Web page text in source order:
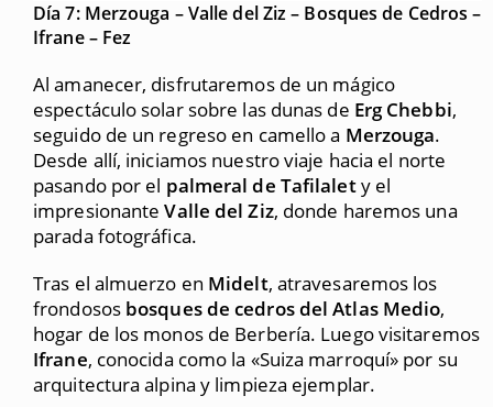
Día 7: Merzouga – Valle del Ziz – Bosques de Cedros –
Ifrane – Fez
Al amanecer, disfrutaremos de un mágico
espectáculo solar sobre las dunas de Erg Chebbi,
seguido de un regreso en camello a Merzouga.
Desde allí, iniciamos nuestro viaje hacia el norte
pasando por el palmeral de Tafilalety el
impresionanteValle del Ziz, donde haremos una
parada fotográfica.
Tras el almuerzo en Midelt, atravesaremos los
frondosos bosques de cedros del Atlas Medio,
hogar de los monos de Berbería. Luego visitaremos
Ifrane, conocida como la «Suiza marroquí» por su
arquitectura alpina y limpieza ejemplar.